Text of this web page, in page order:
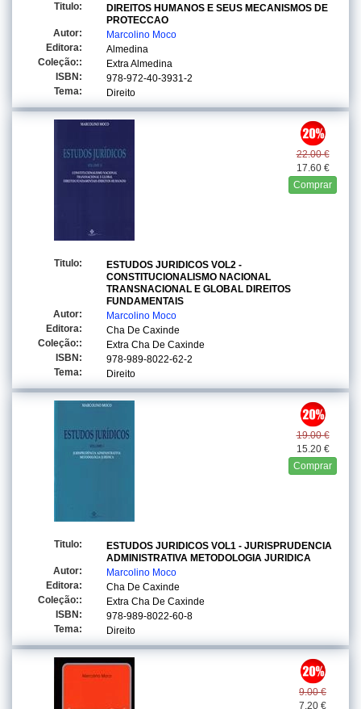
Titulo:
DIREITOS HUMANOS E SEUS MECANISMOS DE
PROTECCAO
Autor:
Marcolino Moco
Editora:
Almedina
Coleção::
Extra Almedina
ISBN:
978-972-40-3931-2
Tema:
Direito
22.00 €
17.60 €
Comprar
Titulo:
ESTUDOS JURIDICOS VOL2 -
CONSTITUCIONALISMO NACIONAL
TRANSNACIONAL E GLOBAL DIREITOS
FUNDAMENTAIS
Autor:
Marcolino Moco
Editora:
Cha De Caxinde
Coleção::
Extra Cha De Caxinde
ISBN:
978-989-8022-62-2
Tema:
Direito
19.00 €
15.20 €
Comprar
Titulo:
ESTUDOS JURIDICOS VOL1 - JURISPRUDENCIA
ADMINISTRATIVA METODOLOGIA JURIDICA
Autor:
Marcolino Moco
Editora:
Cha De Caxinde
Coleção::
Extra Cha De Caxinde
ISBN:
978-989-8022-60-8
Tema:
Direito
9.00 €
7.20 €